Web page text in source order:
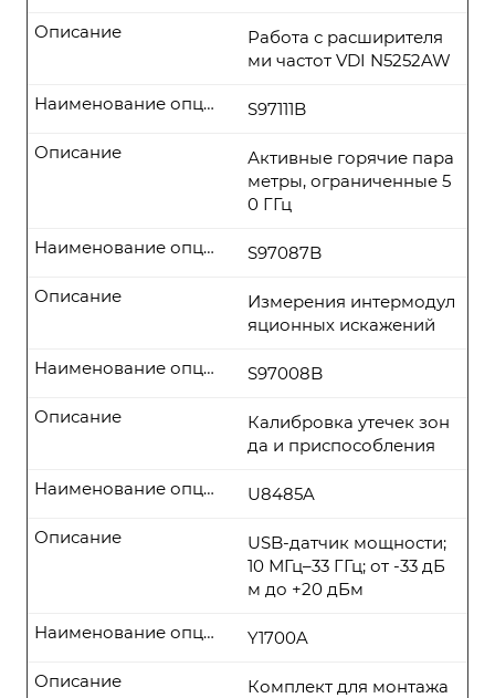
Работа с расширителя
ми частот VDI N5252AW
Описание
S97111B
Наименование опции
Активные горячие пара
метры, ограниченные 5
0 ГГц
Описание
S97087B
Наименование опции
Измерения интермодул
яционных искажений
Описание
S97008B
Наименование опции
Калибровка утечек зон
да и приспособления
Описание
U8485A
Наименование опции
USB-датчик мощности;
10 МГц–33 ГГц; от -33 дБ
м до +20 дБм
Описание
Y1700A
Наименование опции
Комплект для монтажа
Описание